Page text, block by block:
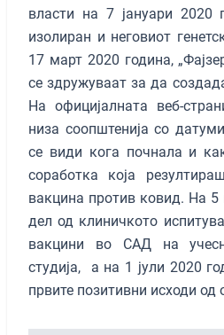
власти на 7 јануари
изолиран и неговиот
17 март 2020 година,
се здружуваат за да
На официјалната веб-
низа соопштенија со
се види кога почнала и
соработка која
вакцина против ковид. На 5
дел од клиничкото
вакцини во САД на
студија, а на 1 јули 2020
првите позитивни исходи од